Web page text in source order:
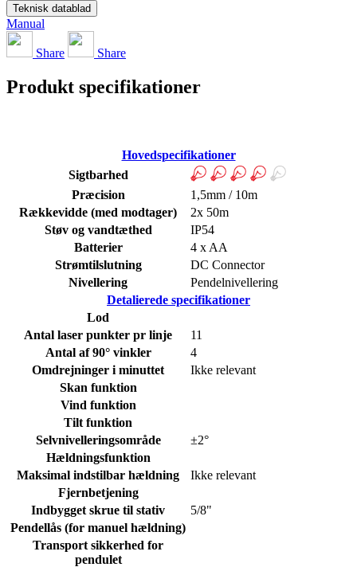
Teknisk datablad
Manual
Share Share
Produkt specifikationer
Hovedspecifikationer
Sigtbarhed
Præcision
1,5mm / 10m
Rækkevidde (med modtager)
2x 50m
Støv og vandtæthed
IP54
Batterier
4 x AA
Strømtilslutning
DC Connector
Nivellering
Pendelnivellering
Detalierede specifikationer
Lod
Antal laser punkter pr linje
11
Antal af 90° vinkler
4
Omdrejninger i minuttet
Ikke relevant
Skan funktion
Vind funktion
Tilt funktion
Selvnivelleringsområde
±2°
Hældningsfunktion
Maksimal indstilbar hældning
Ikke relevant
Fjernbetjening
Indbygget skrue til stativ
5/8"
Pendellås (for manuel hældning)
Transport sikkerhed for
pendulet